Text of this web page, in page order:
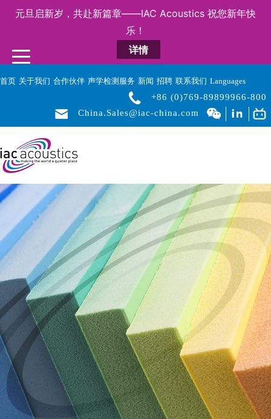
元旦启新岁，共赴新篇章——IAC Acoustics 祝您新年快
乐！
详情
首页 关于我们 合作伙伴 声学检测服务 新闻 招聘 联系我们 Languages
+86 (0)769-89899966-800
China.Sales@iac-china.com